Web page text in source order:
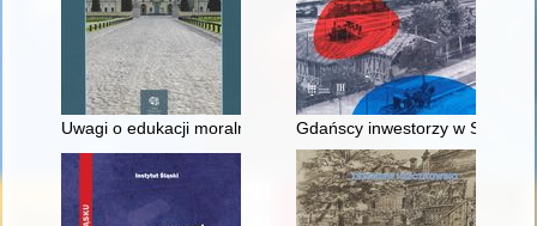
Uwagi o edukacji moralnej synów szlacheckich w XVI-
Gdańscy inwestorzy w